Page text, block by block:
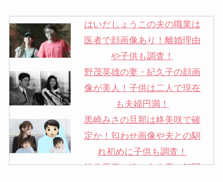
はいだしょうこの夫の職業は
医者で顔画像あり！離婚理由
や子供も調査！
野茂英雄の妻・紀久子の顔画
像が美人！子供は二人で現在
も夫婦円満！
黒崎みさの旦那は柊美咲で確
定か！匂わせ画像や夫との馴
れ初めに子供も調査！
松井秀喜の嫁・中山愛の顔写